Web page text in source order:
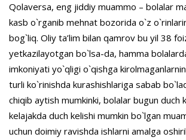
Qolaversa, eng jiddiy muammo – bolalar
kasb o`rganib mehnat bozorida o`z
bog`liq. Oliy ta’lim bilan qamrov bu yil 38
yetkazilayotgan bo`lsa-da, hamma
imkoniyati yo`qligi o`qishga
turli ko`rinishda kurashishlariga sabab
chiqib aytish mumkinki, bolalar bugun duch
kelajakda duch kelishi mumkin bo`lgan
uchun doimiy ravishda ishlarni amalga